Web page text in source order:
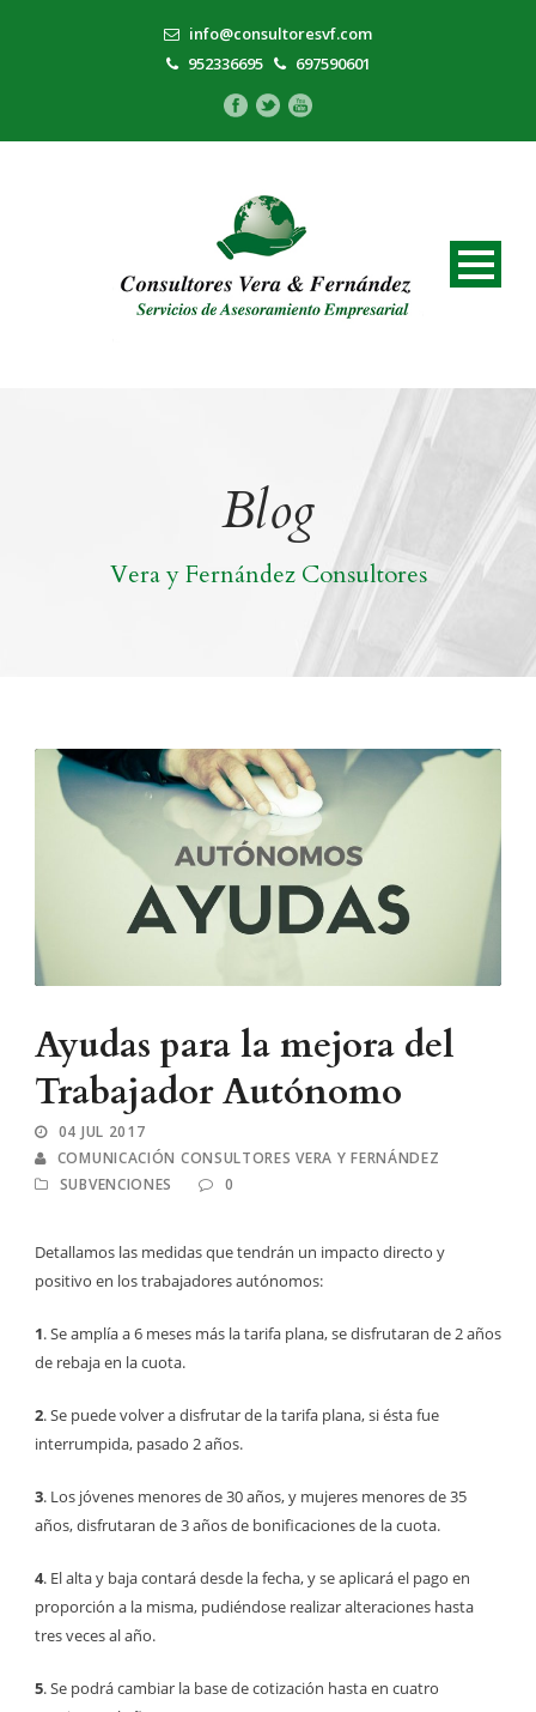
info@consultoresvf.com
952336695
697590601
Blog
Vera y Fernández Consultores
Ayudas para la mejora del
Trabajador Autónomo
04 JUL 2017
COMUNICACIÓN CONSULTORES VERA Y FERNÁNDEZ
SUBVENCIONES
0
Detallamos las medidas que tendrán un impacto directo y
positivo en los trabajadores autónomos:
1. Se amplía a 6 meses más la tarifa plana, se disfrutaran de 2 años
de rebaja en la cuota.
2. Se puede volver a disfrutar de la tarifa plana, si ésta fue
interrumpida, pasado 2 años.
3. Los jóvenes menores de 30 años, y mujeres menores de 35
años, disfrutaran de 3 años de bonificaciones de la cuota.
4. El alta y baja contará desde la fecha, y se aplicará el pago en
proporción a la misma, pudiéndose realizar alteraciones hasta
tres veces al año.
5. Se podrá cambiar la base de cotización hasta en cuatro